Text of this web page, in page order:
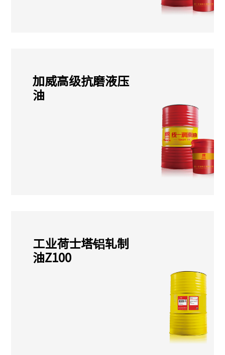
加威高级抗磨液压
油
工业荷士塔铝轧制
油Z100